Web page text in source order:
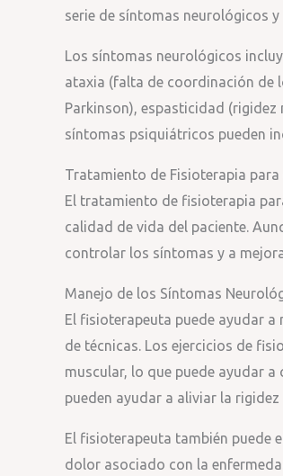
serie de síntomas neurológicos
Los síntomas neurológicos
ataxia (falta de coordinación de
Parkinson), espasticidad
síntomas psiquiátricos pueden
Tratamiento de Fisioterapia para
El tratamiento de fisioterapia
calidad de vida del paciente.
controlar los síntomas y a
Manejo de los Síntomas
El fisioterapeuta puede ayudar
de técnicas. Los ejercicios de
muscular, lo que puede ayudar
pueden ayudar a aliviar la rigidez
El fisioterapeuta también puede
dolor asociado con la